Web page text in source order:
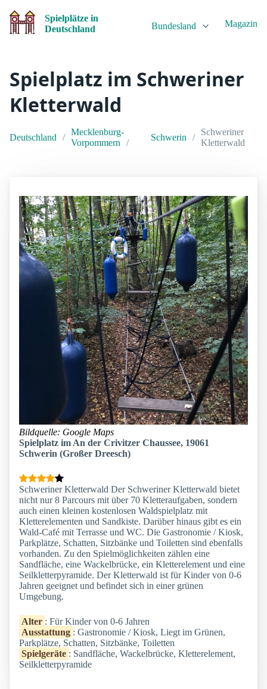
Spielplätze in
Deutschland
Bundesland Magazin
Spielplatz im Schweriner
Kletterwald
Deutschland
Mecklenburg-
Vorpommern
Schwerin
Schweriner
Kletterwald
Bildquelle: Google Maps
Spielplatz im An der Crivitzer Chaussee, 19061
Schwerin (Großer Dreesch)
Schweriner Kletterwald Der Schweriner Kletterwald bietet
nicht nur 8 Parcours mit über 70 Kletteraufgaben, sondern
auch einen kleinen kostenlosen Waldspielplatz mit
Kletterelementen und Sandkiste. Darüber hinaus gibt es ein
Wald-Café mit Terrasse und WC. Die Gastronomie / Kiosk,
Parkplätze, Schatten, Sitzbänke und Toiletten sind ebenfalls
vorhanden. Zu den Spielmöglichkeiten zählen eine
Sandfläche, eine Wackelbrücke, ein Kletterelement und eine
Seilkletterpyramide. Der Kletterwald ist für Kinder von 0-6
Jahren geeignet und befindet sich in einer grünen
Umgebung.
Alter : Für Kinder von 0-6 Jahren
Ausstattung : Gastronomie / Kiosk, Liegt im Grünen,
Parkplätze, Schatten, Sitzbänke, Toiletten
Spielgeräte : Sandfläche, Wackelbrücke, Kletterelement,
Seilkletterpyramide